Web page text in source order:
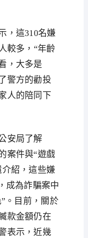
這310名嫌
較多，“年齡
，大多是
警方的勸投
人的陪同下
安局了解
案件與“遊戲
紹，這些嫌
成為詐騙案中
。目前，關於
款金額仍在
表示，近幾